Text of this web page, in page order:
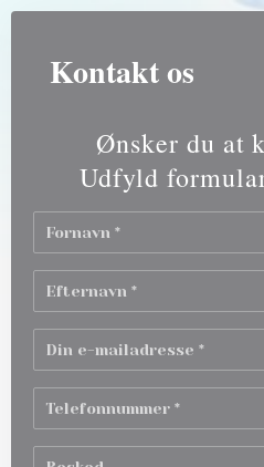
CCookie-styringspanel
AU BISTRO
Kontakt os
Ønsker du at
Udfyld